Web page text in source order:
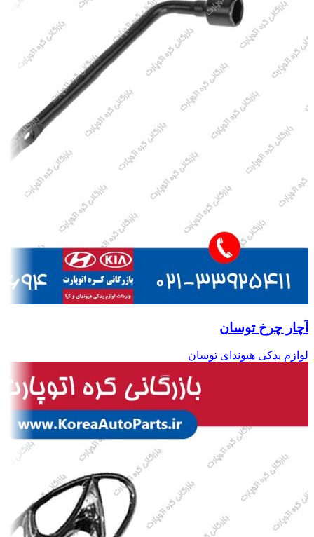
آچار چرخ توسان
لوازم یدکی هیوندای توسان